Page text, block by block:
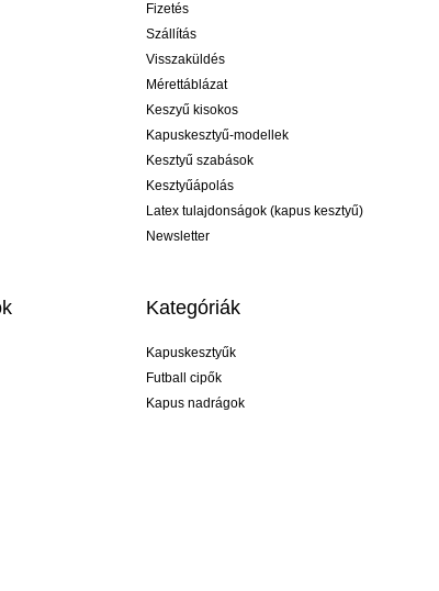
Fizetés
Szállítás
Visszaküldés
Mérettáblázat
Keszyű kisokos
Kapuskesztyű-modellek
Kesztyű szabások
Kesztyűápolás
Latex tulajdonságok (kapus kesztyű)
Newsletter
Kategóriák
Kapuskesztyűk
Futball cipők
Kapus nadrágok